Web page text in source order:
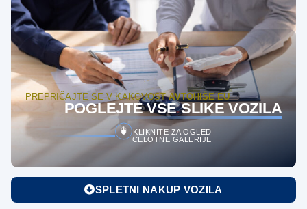
PREPRIČAJTE SE V KAKOVOSTAVTOHIŠE EU
POGLEJTE VSE SLIKE VOZILA
KLIKNITE ZA OGLED
CELOTNE GALERIJE
SPLETNI NAKUP VOZILA